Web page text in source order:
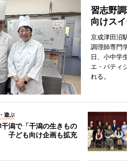
習志野
向けス
京成津田沼
調理師専門
日、小中学
エ・パティ
れる。
遊ぶ
潟で「干潟の生きもの
子ども向け企画も拡充